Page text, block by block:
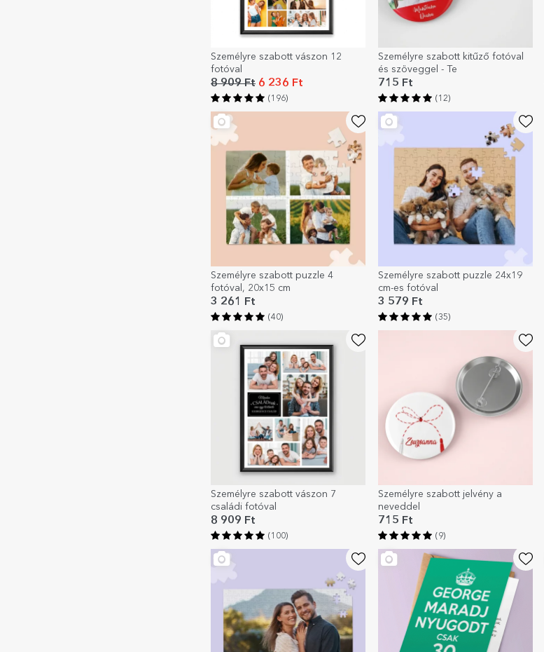
Személyre szabott vászon 12
fotóval
8 909 Ft 6 236 Ft
(196)
Személyre szabott kitűző fotóval
és szöveggel - Te
715 Ft
(12)
Személyre szabott puzzle 4
fotóval, 20x15 cm
3 261 Ft
(40)
Személyre szabott puzzle 24x19
cm-es fotóval
3 579 Ft
(35)
Személyre szabott vászon 7
családi fotóval
8 909 Ft
(100)
Személyre szabott jelvény a
neveddel
715 Ft
(9)